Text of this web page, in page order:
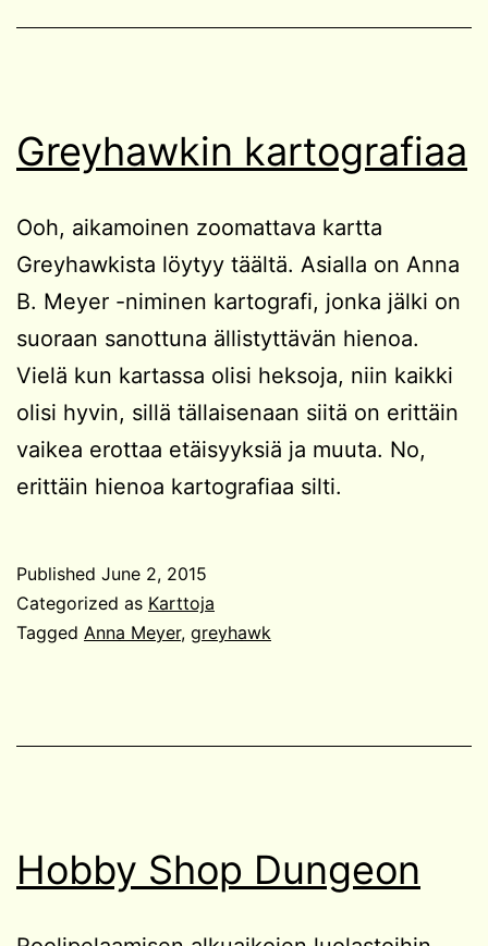
Greyhawkin kartografiaa
Ooh, aikamoinen zoomattava kartta
Greyhawkista löytyy täältä. Asialla on Anna
B. Meyer -niminen kartografi, jonka jälki on
suoraan sanottuna ällistyttävän hienoa.
Vielä kun kartassa olisi heksoja, niin kaikki
olisi hyvin, sillä tällaisenaan siitä on erittäin
vaikea erottaa etäisyyksiä ja muuta. No,
erittäin hienoa kartografiaa silti.
Published June 2, 2015
Categorized as Karttoja
Tagged Anna Meyer, greyhawk
Hobby Shop Dungeon